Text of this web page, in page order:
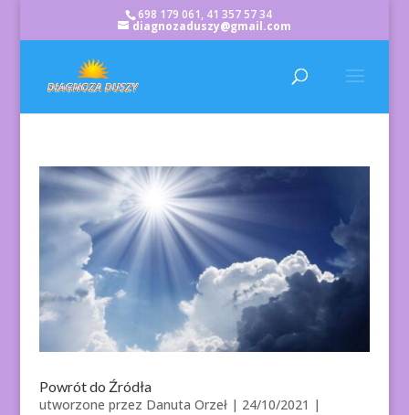
698 179 061, 41 357 57 34
diagnozaduszy@gmail.com
Powrót do Źródła
utworzone przez Danuta Orzeł| 24/10/2021 |